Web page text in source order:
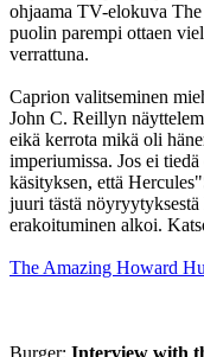
ohjaama TV-elokuva
puolin parempi ottaen
verrattuna.
Caprion valitseminen
John C. Reillyn
eikä kerrota mikä oli
imperiumissa. Jos ei
käsityksen, että
juuri tästä
erakoituminen alkoi.
The Amazing Howard